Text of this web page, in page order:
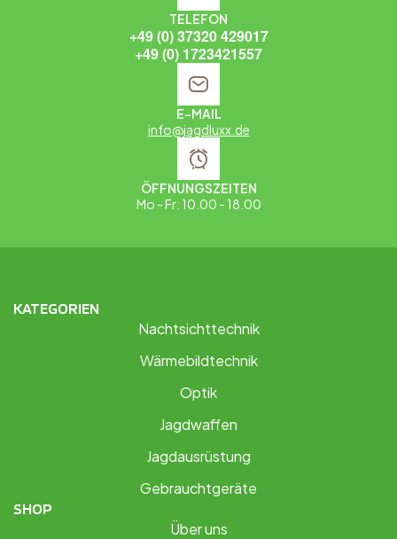
TELEFON
+49 (0) 37320 429017
+49 (0) 1723421557
E-MAIL
info@jagdluxx.de
ÖFFNUNGSZEITEN
Mo - Fr: 10.00 - 18.00
KATEGORIEN
Nachtsichttechnik
Wärmebildtechnik
Optik
Jagdwaffen
Jagdausrüstung
Gebrauchtgeräte
SHOP
Über uns